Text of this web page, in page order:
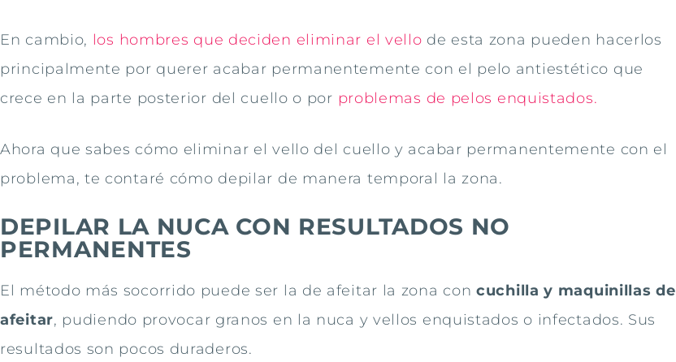
En cambio, los hombres que deciden eliminar el vello de esta zona pueden hacerlos
principalmente por querer acabar permanentemente con el pelo antiestético que
crece en la parte posterior del cuello o por problemas de pelos enquistados.
Ahora que sabes cómo eliminar el vello del cuello y acabar permanentemente con el
problema, te contaré cómo depilar de manera temporal la zona.
DEPILAR LA NUCA CON RESULTADOS NO
PERMANENTES
El método más socorrido puede ser la de afeitar la zona con cuchilla y maquinillas de
afeitar, pudiendo provocar granos en la nuca y vellos enquistados o infectados. Sus
resultados son pocos duraderos.